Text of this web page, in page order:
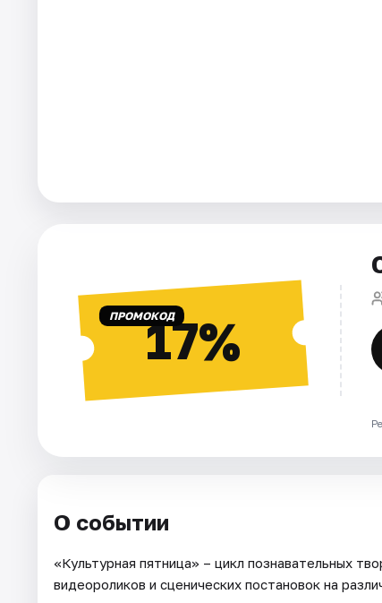
ПРОМОКОД17%
О событии
«Культурная пятница» – цикл познавательных
видеороликов и сценических постановок на